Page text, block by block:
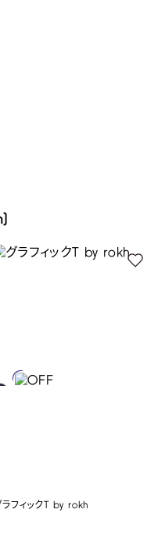
ラフィックT by rokh